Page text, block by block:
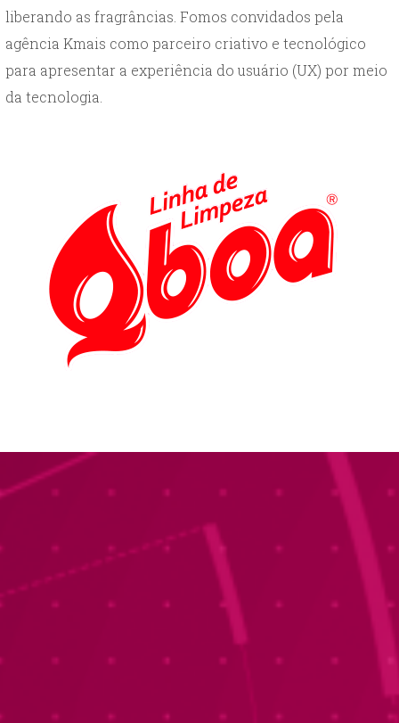
liberando as fragrâncias. Fomos convidados pela
agência Kmais como parceiro criativo e tecnológico
para apresentar a experiência do usuário (UX) por meio
da tecnologia.